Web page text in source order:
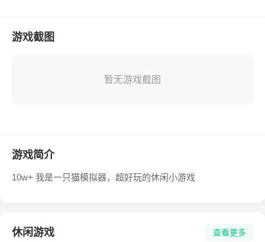
游戏截图
暂无游戏截图
游戏简介
10w+ 我是一只猫模拟器，超好玩的休闲小游戏
休闲游戏 查看更多